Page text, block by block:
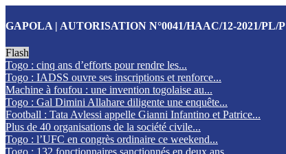
GAPOLA | AUTORISATION N°0041/HAAC/12-2021/PL/P
Flash
Togo : cinq ans d’efforts pour rendre les...
Togo : IADSS ouvre ses inscriptions et renforce...
Machine à foufou : une invention togolaise au...
Togo : Gal Dimini Allahare diligente une enquête...
Football : Tata Avlessi appelle Gianni Infantino et Patrice...
Plus de 40 organisations de la société civile...
Togo : l’UFC en congrès ordinaire ce weekend...
Togo : 132 fonctionnaires sanctionnés en deux ans